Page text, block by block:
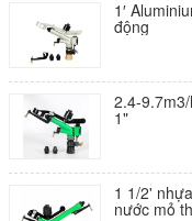
1′
động
2.4-
1"
1 1/2'
nước mỏ